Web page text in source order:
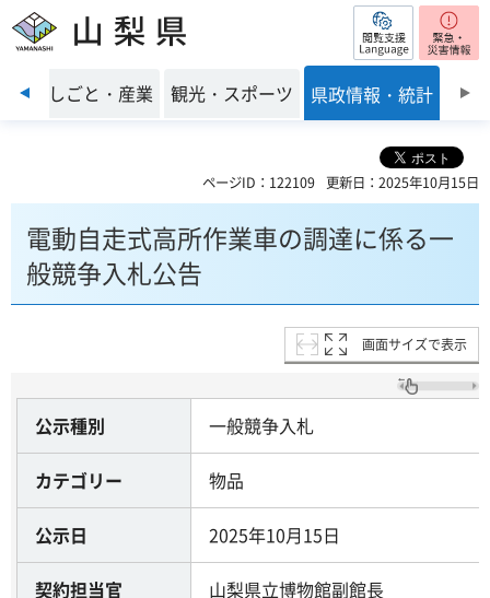
山梨県 閲覧支援
前のスライドを表示
境 しごと・産業 観光・スポーツ 県政情報・統計
ページID：122109 更新日：2025年10月15日
電動自走式高所作業車の調達に係る一
般競争入札公告
画面サイズで表示
公示種別 一般競争入札
カテゴリー 物品
公示日 2025年10月15日
契約担当官 山梨県立博物館副館長